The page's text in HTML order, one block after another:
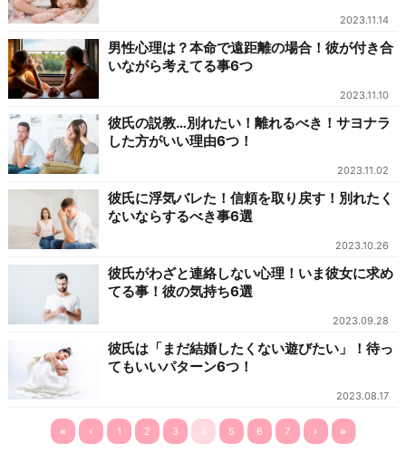
2023.11.14
男性心理は？本命で遠距離の場合！彼が付き合
いながら考えてる事6つ
2023.11.10
彼氏の説教…別れたい！離れるべき！サヨナラ
した方がいい理由6つ！
2023.11.02
彼氏に浮気バレた！信頼を取り戻す！別れたく
ないならするべき事6選
2023.10.26
彼氏がわざと連絡しない心理！いま彼女に求め
てる事！彼の気持ち6選
2023.09.28
彼氏は「まだ結婚したくない遊びたい」！待っ
てもいいパターン6つ！
2023.08.17
« ‹ 1 2 3 4 5 6 7 › »